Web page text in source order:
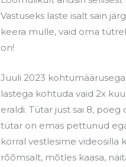
Vastuseks laste isalt sain
keera mulle, vaid oma
on!
Juuli 2023
lastega kohtuda vaid 2x
eraldi. Tütar just sai 8, poeg
tütar on emas pettunud
korral vestlesime videosilla
rõõmsalt, mõtles kaasa,